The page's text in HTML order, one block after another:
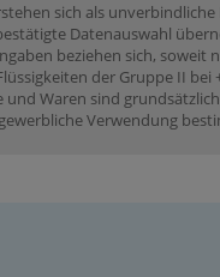
sich als
Datenauswahl
beziehen sich, soweit
der Gruppe II bei
und Waren sind
Verwendung